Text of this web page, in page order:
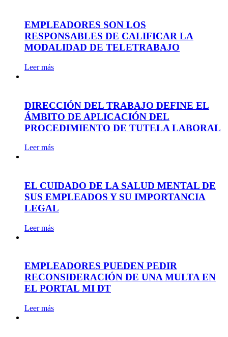
EMPLEADORES SON LOS
RESPONSABLES DE CALIFICAR LA
MODALIDAD DE TELETRABAJO
Leer más
DIRECCIÓN DEL TRABAJO DEFINE EL
ÁMBITO DE APLICACIÓN DEL
PROCEDIMIENTO DE TUTELA LABORAL
Leer más
EL CUIDADO DE LA SALUD MENTAL DE
SUS EMPLEADOS Y SU IMPORTANCIA
LEGAL
Leer más
EMPLEADORES PUEDEN PEDIR
RECONSIDERACIÓN DE UNA MULTA EN
EL PORTAL MI DT
Leer más